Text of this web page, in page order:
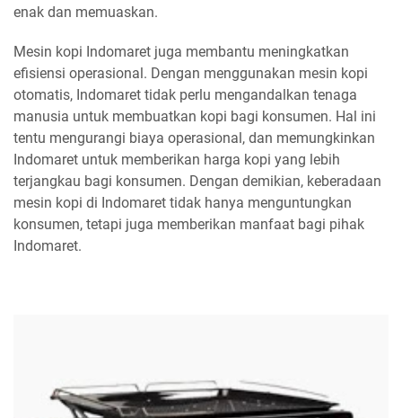
enak dan memuaskan.
Mesin kopi Indomaret juga membantu meningkatkan
efisiensi operasional. Dengan menggunakan mesin kopi
otomatis, Indomaret tidak perlu mengandalkan tenaga
manusia untuk membuatkan kopi bagi konsumen. Hal ini
tentu mengurangi biaya operasional, dan memungkinkan
Indomaret untuk memberikan harga kopi yang lebih
terjangkau bagi konsumen. Dengan demikian, keberadaan
mesin kopi di Indomaret tidak hanya menguntungkan
konsumen, tetapi juga memberikan manfaat bagi pihak
Indomaret.